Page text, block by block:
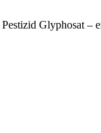
Glyphosat